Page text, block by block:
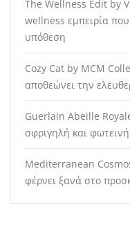
The Wellness Edit by
wellness εμπειρία
υπόθεση
Cozy Cat by MCM
αποθεώνει την
Guerlain Abeille
σφριγηλή και
Mediterranean
φέρνει ξανά στο